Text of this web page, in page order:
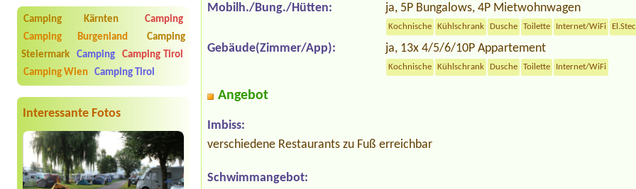
Camping Kärnten
Camping
Camping Burgenland
Camping
Steiermark
Camping
Camping Tirol
Camping Wien Camping Tirol
Interessante Fotos
Mobilh./Bung./Hütten:
ja, 5P Bungalows, 4P Mietwohnwagen
Kochnische Kühlschrank Dusche Toilette Internet/WiFi
Gebäude(Zimmer/App): ja, 13x 4/5/6/10P Appartement
Kochnische Kühlschrank Dusche Toilette Internet/WiFi
Angebot
Imbiss:
verschiedene Restaurants zu Fuß erreichbar
Schwimmangebot: